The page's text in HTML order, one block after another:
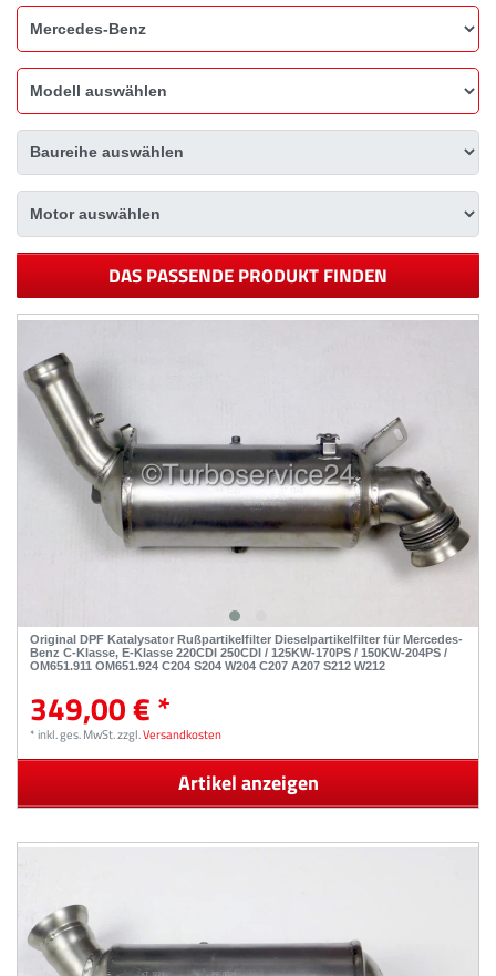
DAS PASSENDE PRODUKT FINDEN
Original DPF Katalysator Rußpartikelfilter Dieselpartikelfilter für Mercedes-
Benz C-Klasse, E-Klasse 220CDI 250CDI / 125KW-170PS / 150KW-204PS /
OM651.911 OM651.924 C204 S204 W204 C207 A207 S212 W212
349,00 € *
*inkl. ges. MwSt.zzgl.Versandkosten
Artikel anzeigen